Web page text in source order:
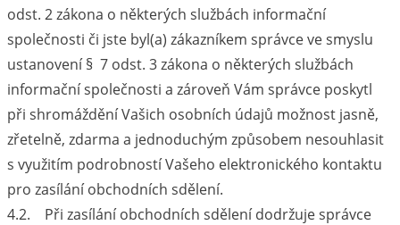
odst. 2 zákona o některých službách informační
společnosti či jste byl(a) zákazníkem správce ve smyslu
ustanovení § 7 odst. 3 zákona o některých službách
informační společnosti a zároveň Vám správce poskytl
při shromáždění Vašich osobních údajů možnost jasně,
zřetelně, zdarma a jednoduchým způsobem nesouhlasit
s využitím podrobností Vašeho elektronického kontaktu
pro zasílání obchodních sdělení.
4.2. Při zasílání obchodních sdělení dodržuje správce